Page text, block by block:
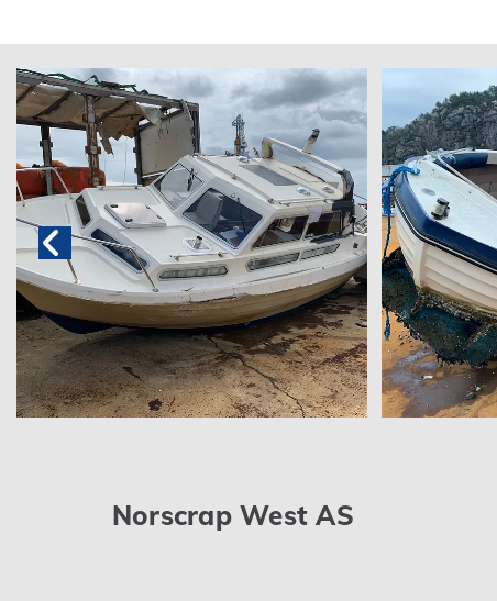
Norscrap West AS